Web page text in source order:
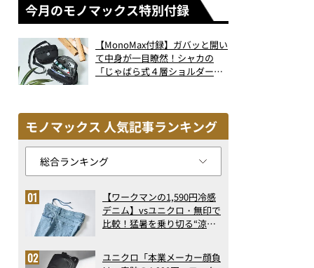
今月のモノマックス特別付録
【MonoMax付録】ガバッと開い
て中身が一目瞭然！シャカの
「じゃばら式４層ショルダーバ
モノマックス 人気記事ランキング
【ワークマンの1,590円冷感
デニム】vsユニクロ・無印で
比較！猛暑を乗り切る“涼感
で決定版
ユニクロ「本業メーカー顔負